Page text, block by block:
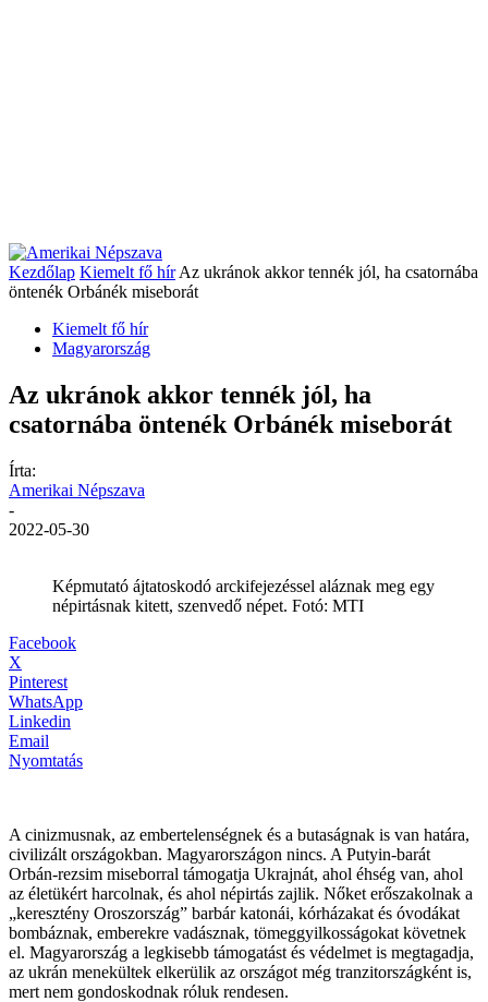
Kezdőlap Kiemelt fő hír Az ukránok akkor tennék jól, ha csatornába
öntenék Orbánék miseborát
Kiemelt fő hír
Magyarország
Az ukránok akkor tennék jól, ha
csatornába öntenék Orbánék miseborát
Írta:
Amerikai Népszava
-
2022-05-30
Képmutató ájtatoskodó arckifejezéssel aláznak meg egy
népirtásnak kitett, szenvedő népet. Fotó: MTI
Facebook
X
Pinterest
WhatsApp
Linkedin
Email
Nyomtatás
A cinizmusnak, az embertelenségnek és a butaságnak is van határa,
civilizált országokban. Magyarországon nincs. A Putyin-barát
Orbán-rezsim miseborral támogatja Ukrajnát, ahol éhség van, ahol
az életükért harcolnak, és ahol népirtás zajlik. Nőket erőszakolnak a
„keresztény Oroszország” barbár katonái, kórházakat és óvodákat
bombáznak, emberekre vadásznak, tömeggyilkosságokat követnek
el. Magyarország a legkisebb támogatást és védelmet is megtagadja,
az ukrán menekültek elkerülik az országot még tranzitországként is,
mert nem gondoskodnak róluk rendesen.